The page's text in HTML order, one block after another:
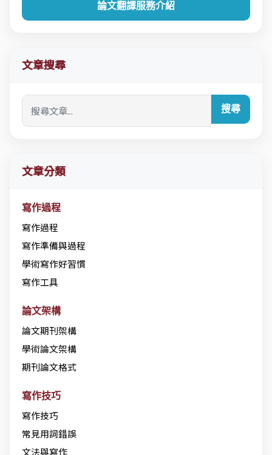
論文翻譯服務介紹
文章搜尋
搜尋
文章分類
寫作過程
寫作過程
寫作準備與過程
學術寫作好習慣
寫作工具
論文架構
論文期刊架構
學術論文架構
期刊論文格式
寫作技巧
寫作技巧
常見用詞錯誤
文法與寫作